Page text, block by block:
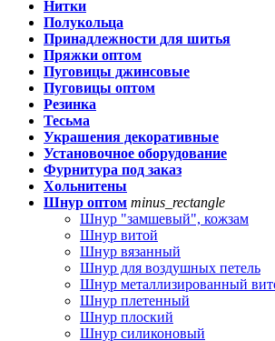
Нитки
Полукольца
Принадлежности для шитья
Пряжки оптом
Пуговицы джинсовые
Пуговицы оптом
Резинка
Тесьма
Украшения декоративные
Установочное оборудование
Фурнитура под заказ
Хольнитены
Шнур оптом minus_rectangle
Шнур "замшевый", кожзам
Шнур витой
Шнур вязанный
Шнур для воздушных петель
Шнур металлизированный
Шнур плетенный
Шнур плоский
Шнур силиконовый